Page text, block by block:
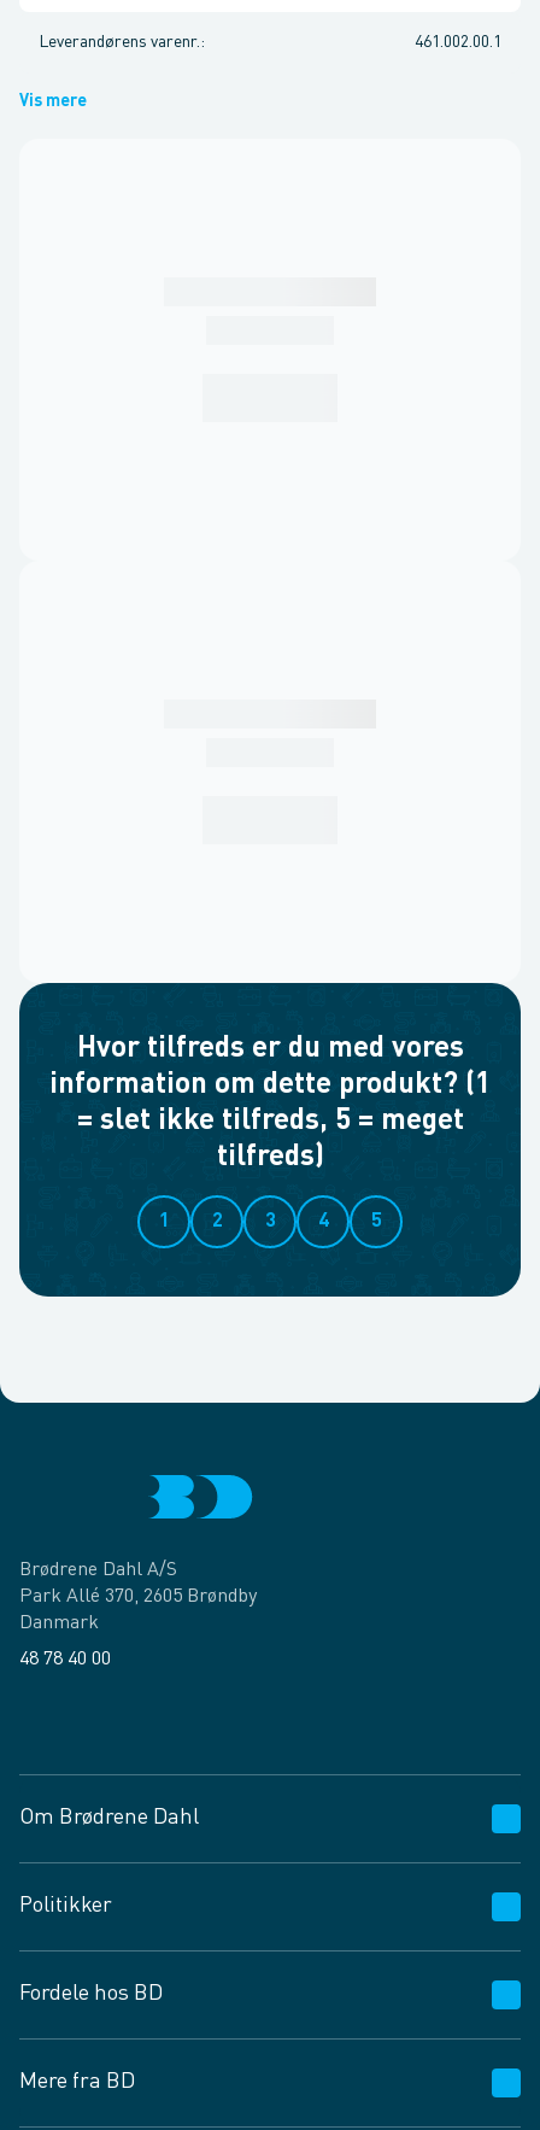
Leverandørens varenr. : 461.002.00.1
Vis mere
Hvor tilfreds er du med vores
information om dette produkt? (1
= slet ikke tilfreds, 5 = meget
tilfreds)
1 2 3 4 5
Brødrene Dahl A/S
Park Allé 370, 2605 Brøndby
Danmark
48 78 40 00
Om Brødrene Dahl
Vagttelefon 30 10 89 89
Spørgsmål og svar
Job og karriere
Fødevarekontrolrapport
Politikker
Privatlivspolitik
Cookies
Vilkår og betingelser
Fordele hos BD
BD app
Mere fra BD